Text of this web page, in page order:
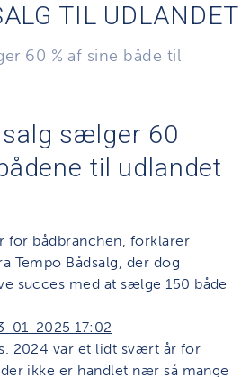
TIL UDLANDET
60 % af sine både til
sælger 60
til udlandet
for bådbranchen, forklarer
Tempo Bådsalg, der dog
succes med at sælge 150 både
01-2025 17:02
2024 var et lidt svært år for
ikke er handlet nær så mange